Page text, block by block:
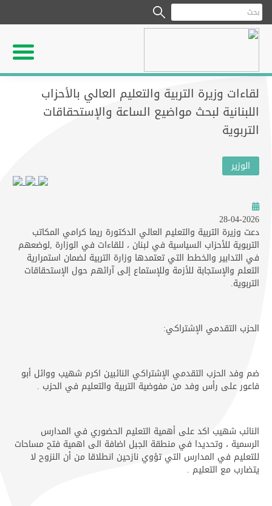
لقاءات وزيرة التربية والتعليم العالي بالأحزاب
اللبنانية لبحث مواضيع الساعة والإستحقاقات
التربوية
الوزير
28-04-2026
دعت وزيرة التربية والتعليم العالي الدكتورة ريما كرامي المكاتب
التربوية للأحزاب السياسية في لبنان ، للقاءات في الوزارة ,لوضعهم
في التدابير والخطط التي تعتمدها وزارة التربية لضمان استمرارية
التعلم والإستجابة للأزمة وللإستماع إلى آرائهم حول الإستحقاقات
التربوية.
الحزب التقدمي الإشتراكي:
ضم وفد الحزب التقدمي الإشتراكي النائبين اكرم شهيب ووائل أبو
فاعور على رأس وفد من مفوضية التربية والتعليم في الحزب .
النائب شهيب اكد على أهمية التعليم الحضوري في المدارس
الرسمية ، وتحديدا في منطقة الجبل اضافة الى اهمية فتح مساحات
للتعليم في المدارس التي تؤوي نازحين انطلاقا من أن النزوح لا
يتضارب مع التعليم .